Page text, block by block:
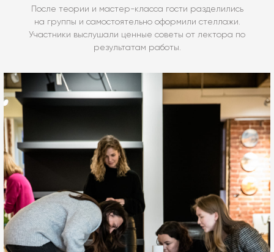
После теории и мастер-класса гости разделились
на группы и самостоятельно оформили стеллажи.
Участники выслушали ценные советы от лектора по
результатам работы.